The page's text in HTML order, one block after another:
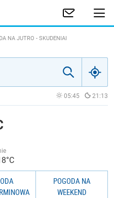
NA JUTRO - SKUDENIAI
05:45 21:13
POGODA NA
WEEKEND